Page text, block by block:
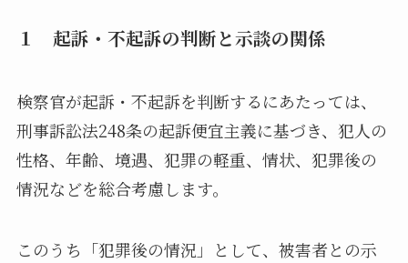
１ 起訴・不起訴の判断と示談の関係
検察官が起訴・不起訴を判断するにあたっては、
刑事訴訟法248条の起訴便宜主義に基づき、犯人の
性格、年齢、境遇、犯罪の軽重、情状、犯罪後の
情況などを総合考慮します。
このうち「犯罪後の情況」として、被害者との示